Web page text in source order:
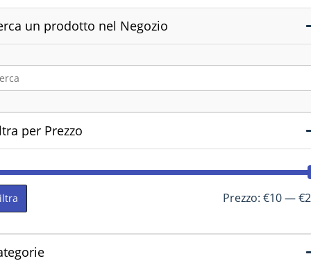
un prodotto nel Negozio
per Prezzo
Prezzo: €10—